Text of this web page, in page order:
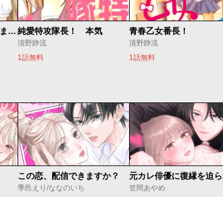
吸血鬼を飼うことになりまして純愛特攻隊長！ 本気
清野静流
1話無料
青春乙女番長！
清野静流
1話無料
この恋、配信できますか？
季邑えり/ななのいち
笠間あやめ